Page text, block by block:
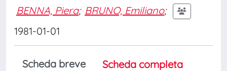
BENNA, Piera; BRUNO, Emiliano;
1981-01-01
Scheda breve
Scheda completa